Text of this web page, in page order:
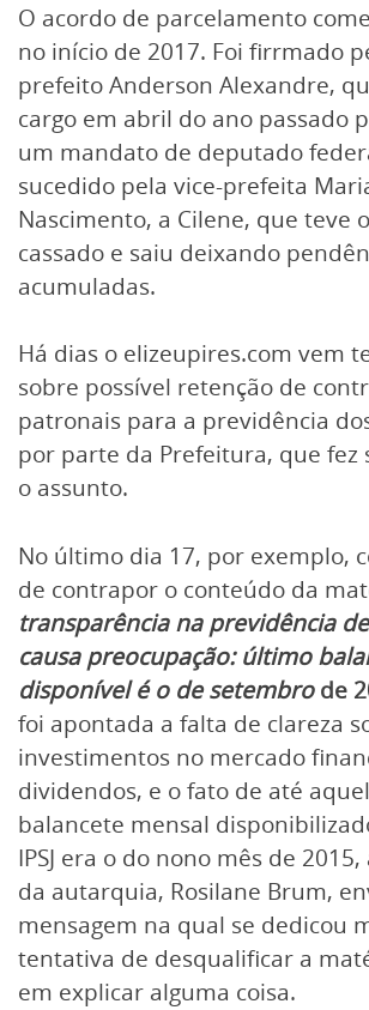
O acordo de parcelamento
no início de 2017. Foi firrmado
prefeito Anderson Alexandre,
cargo em abril do ano passado
um mandato de deputado
sucedido pela vice-prefeita
Nascimento, a Cilene, que teve
cassado e saiu deixando
acumuladas.
Há dias o elizeupires.com vem
sobre possível retenção de
patronais para a previdência
por parte da Prefeitura, que fez
o assunto.
No último dia 17, por exemplo,
de contrapor o conteúdo da
transparência na previdência
causa preocupação: último
disponível é o de setembrode
foi apontada a falta de clareza
investimentos no mercado
dividendos, e o fato de até
balancete mensal
IPSJ era o do nono mês de
da autarquia, Rosilane Brum,
mensagem na qual se dedicou
tentativa de desqualificar a
em explicar alguma coisa.